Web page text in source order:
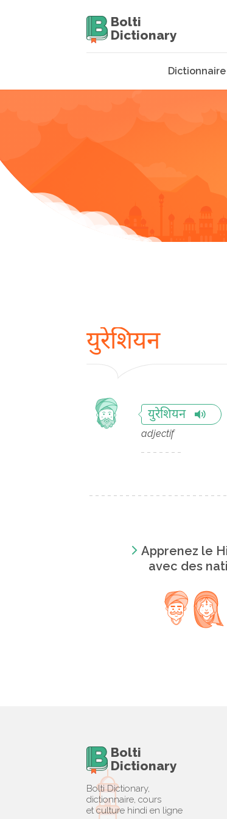
Bolti
Dictionary
Dictionnaire
युरेशियन
युरेशियन
adjectif
Apprenez le
avec des
Bolti
Dictionary
Bolti Dictionary,
dictionnaire, cours
et culture hindi en ligne